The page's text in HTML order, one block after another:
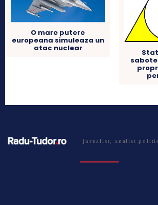
O mare putere
europeana simuleaza un
atac nuclear
jurnalist, analist